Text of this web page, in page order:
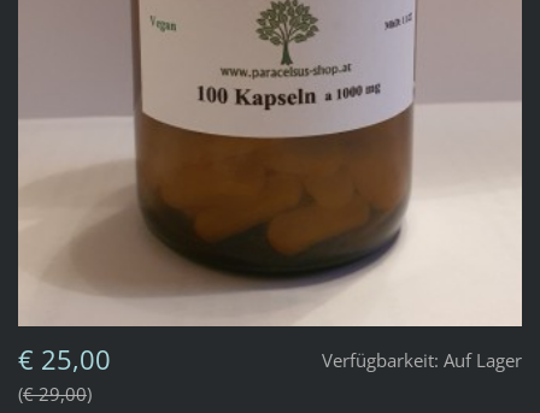
Verfügbarkeit: Auf Lager
€ 25,00
€ 29,00